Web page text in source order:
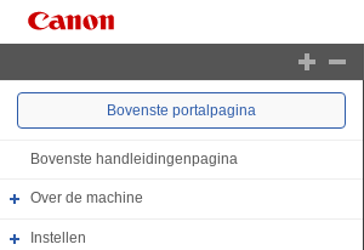
Bovenste portalpagina
Bovenste handleidingenpagina
Over de machine
Instellen